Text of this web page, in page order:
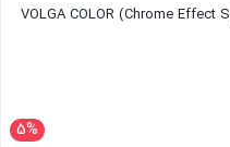
5%